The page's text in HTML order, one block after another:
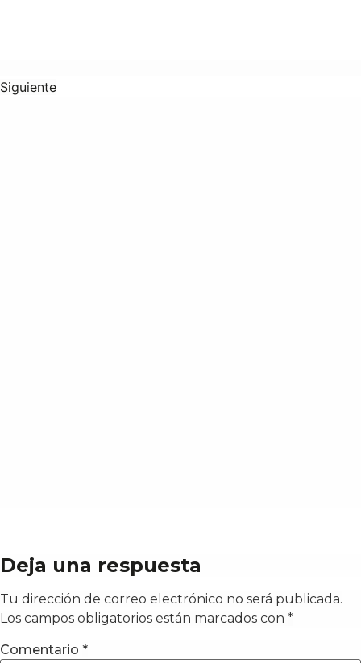
Siguiente
Deja una respuesta
Tu dirección de correo electrónico no será publicada.
Los campos obligatorios están marcados con *
Comentario *